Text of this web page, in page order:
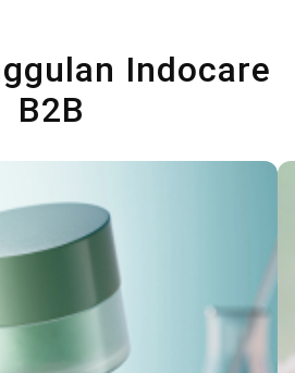
Indocare
B2B